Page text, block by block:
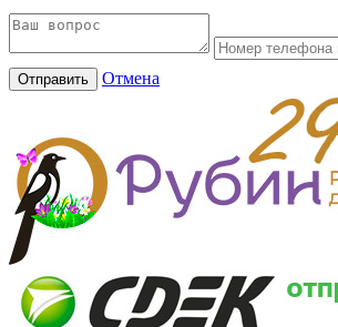
Отправить Отмена